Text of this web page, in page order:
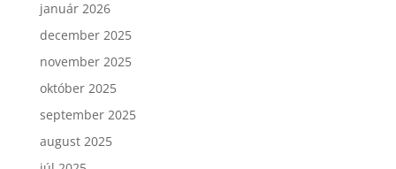
január 2026
december 2025
november 2025
október 2025
september 2025
august 2025